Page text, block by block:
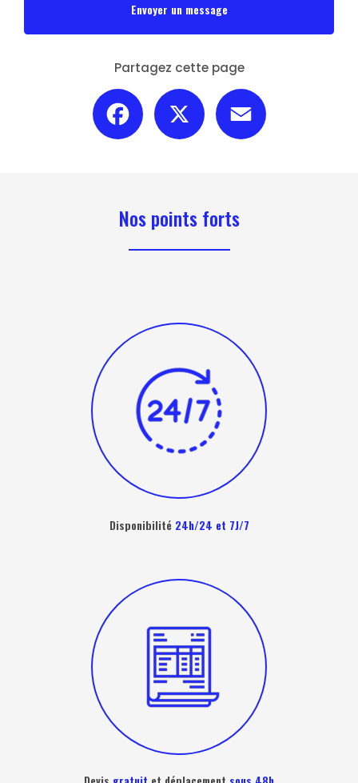
Envoyer un message
Partagez cette page
Facebook
Nos points forts
Disponibilité 24h/24 et 7J/7